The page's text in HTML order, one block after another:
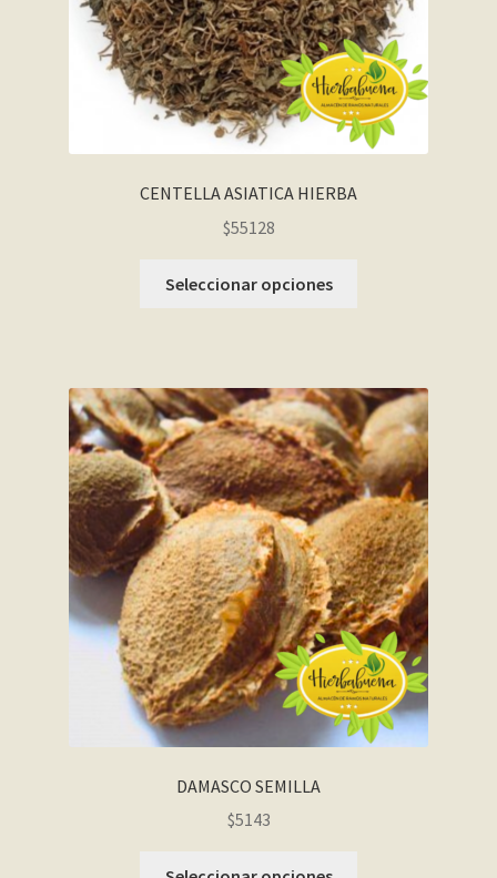
CENTELLA ASIATICA HIERBA
$55128
Seleccionar opciones
DAMASCO SEMILLA
$5143